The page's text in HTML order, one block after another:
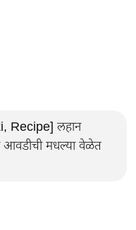
Recipe] लहान
आवडीची मधल्या वेळेत